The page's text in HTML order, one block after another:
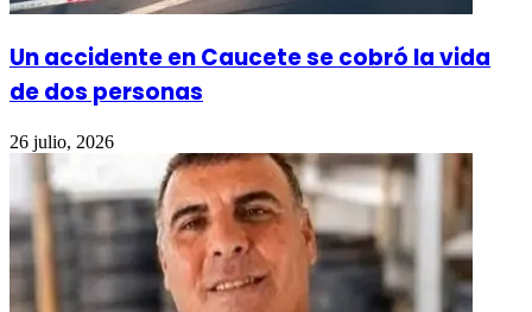
Un accidente en Caucete se cobró la vida
de dos personas
26 julio, 2026